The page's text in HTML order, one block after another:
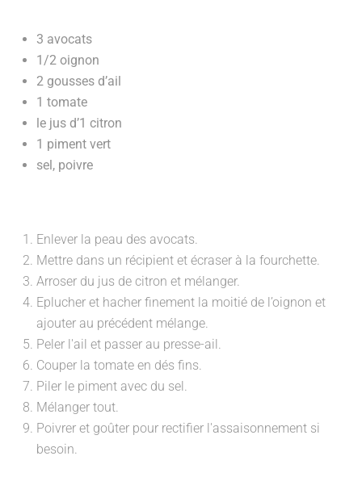
3 avocats
1/2 oignon
2 gousses d’ail
1 tomate
le jus d’1 citron
1 piment vert
sel, poivre
Enlever la peau des avocats.
Mettre dans un récipient et écraser à la fourchette.
Arroser du jus de citron et mélanger.
Eplucher et hacher finement la moitié de l’oignon et
ajouter au précédent mélange.
Peler l'ail et passer au presse-ail.
Couper la tomate en dés fins.
Piler le piment avec du sel.
Mélanger tout.
Poivrer et goûter pour rectifier l'assaisonnement si
besoin.